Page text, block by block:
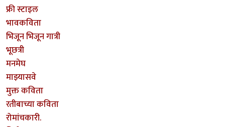
फ्री स्टाइल
भावकविता
भिजून भिजून गात्री
भूछत्री
मनमेघ
माझ्यासवे
मुक्त कविता
रतीबाच्या कविता
रोमांचकारी.